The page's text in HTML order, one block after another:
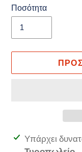
Ποσότητα
Προσθήκη
Υπάρχει